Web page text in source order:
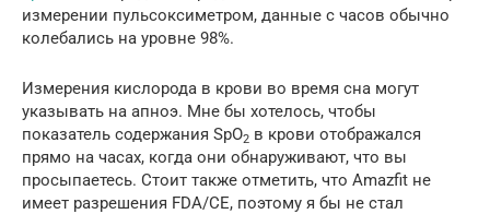
измерении пульсоксиметром, данные с часов обычно
колебались на уровне 98%.
Измерения кислорода в крови во время сна могут
указывать на апноэ. Мне бы хотелось, чтобы
показатель содержания SpO2 в крови отображался
прямо на часах, когда они обнаруживают, что вы
просыпаетесь. Стоит также отметить, что Amazfit не
имеет разрешения FDA/CE, поэтому я бы не стал